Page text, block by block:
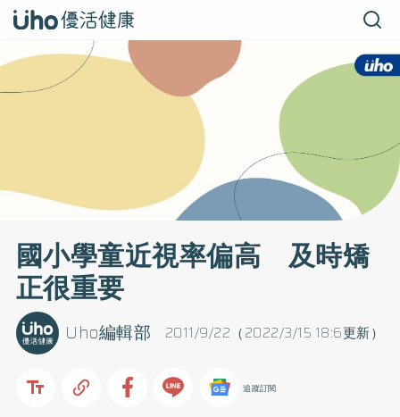
國小學童近視率偏高 及時矯
正很重要
2011/9/22（2022/3/15 18:6更新）
Uho編輯部
追蹤訂閱